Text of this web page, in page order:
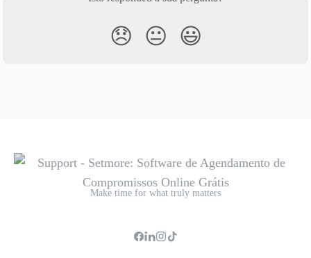
😞 😐 😃
Make time for what truly matters